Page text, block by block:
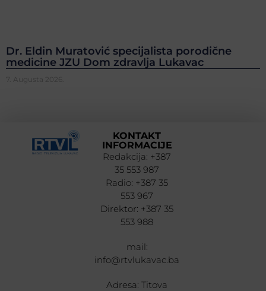
Dr. Eldin Muratović specijalista porodične
medicine JZU Dom zdravlja Lukavac
7. Augusta 2026.
KONTAKT
INFORMACIJE
Redakcija: +387
35 553 987
Radio: +387 35
553 967
Direktor: +387 35
553 988
mail:
info@rtvlukavac.ba
Adresa: Titova